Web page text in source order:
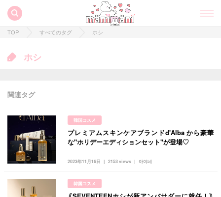
すべての記事
manimani について
カテゴリー一覧
韓国 オルチャン
TOP すべてのタグ ホシ
ホシ
関連タグ
韓国コスメ
2023年11月16日 아야네
2153 views
プレミアムスキンケアブランドd'Alba から豪華
な"ホリデーエディションセット"が登場♡
韓国コスメ